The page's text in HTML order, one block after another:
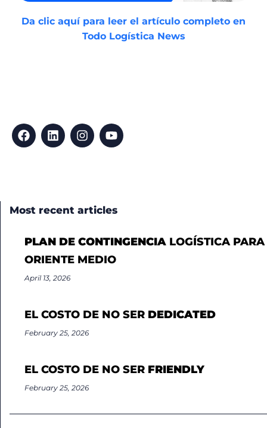
Da clic aquí para leer el artículo completo en
Todo Logística News
Most recent articles
PLAN DE CONTINGENCIA LOGÍSTICA PARA
ORIENTE MEDIO
April 13, 2026
EL COSTO DE NO SER DEDICATED
February 25, 2026
EL COSTO DE NO SER FRIENDLY
February 25, 2026